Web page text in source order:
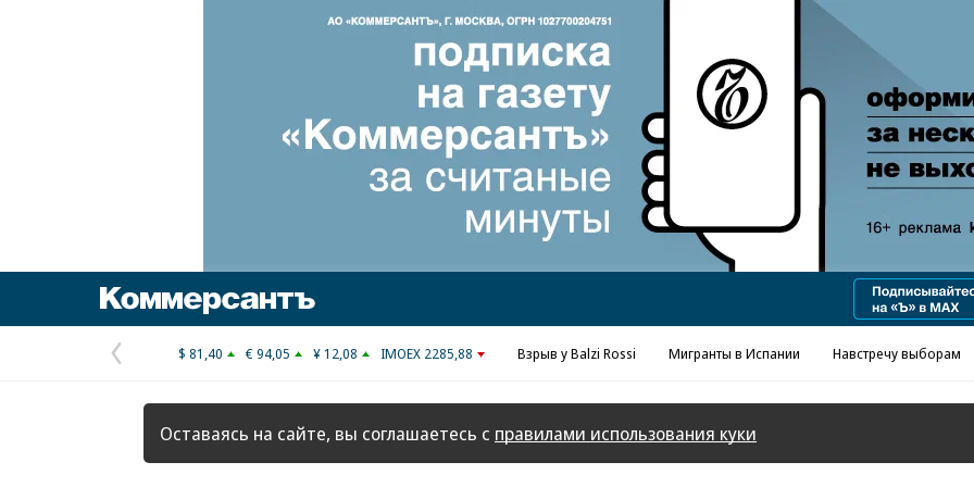
Реклама в «Ъ» www.kommersant.ru/ad
Предыдущая
страница
$ 81,40 € 94,05 ¥ 12,08 IMOEX 2285,88 Взрыв у Balzi Rossi Мигранты в Испании Навстречу выборам
Оставаясь на сайте, вы соглашаетесь с правилами использования куки